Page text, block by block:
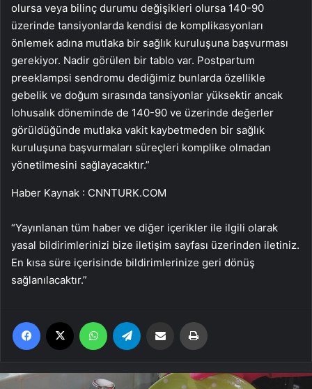
olursa veya bilinç durumu değişikleri olursa 140-90
üzerinde tansiyonlarda kendisi de komplikasyonları
önlemek adına mutlaka bir sağlık kuruluşuna başvurması
gerekiyor. Nadir görülen bir tablo var. Postpartum
preeklampsi sendromu dediğimiz bunlarda özellikle
gebelik ve doğum sırasında tansiyonlar yüksektir ancak
lohusalık döneminde de 140-90 ve üzerinde değerler
görüldüğünde mutlaka vakit kaybetmeden bir sağlık
kuruluşuna başvurmaları süreçleri komplike olmadan
yönetilmesini sağlayacaktır.”
Haber Kaynak : CNNTURK.COM
“Yayınlanan tüm haber ve diğer içerikler ile ilgili olarak
yasal bildirimlerinizi bize iletişim sayfası üzerinden iletiniz.
En kısa süre içerisinde bildirimlerinize geri dönüş
sağlanılacaktır.”
Facebook WhatsApp Email'den paylaş